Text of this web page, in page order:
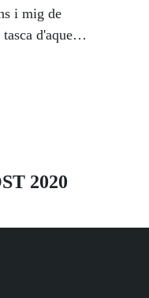
i mig de
d'aquest
2020